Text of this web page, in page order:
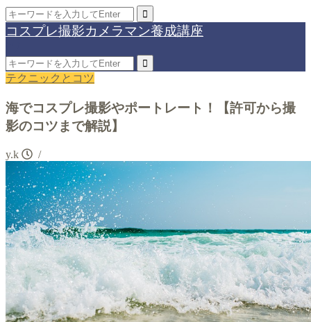
コスプレ撮影カメラマン養成講座
テクニックとコツ
海でコスプレ撮影やポートレート！【許可から撮
影のコツまで解説】
y.k /